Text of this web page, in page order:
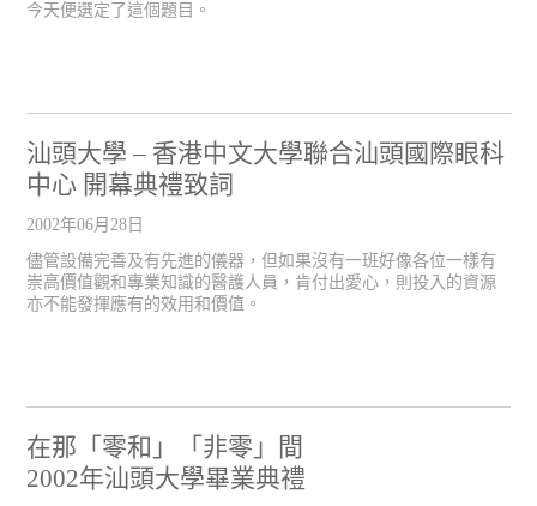
今天便選定了這個題目。
汕頭大學 – 香港中文大學聯合汕頭國際眼科
中心 開幕典禮致詞
2002年06月28日
儘管設備完善及有先進的儀器，但如果沒有一班好像各位一樣有
崇高價值觀和專業知識的醫護人員，肯付出愛心，則投入的資源
亦不能發揮應有的效用和價值。
在那「零和」「非零」間
2002年汕頭大學畢業典禮